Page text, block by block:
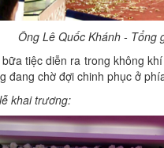
Ông Lê Quốc Khánh - Tổng
tiệc diễn ra trong không
đang chờ đợi chinh phục ở
khai trương: